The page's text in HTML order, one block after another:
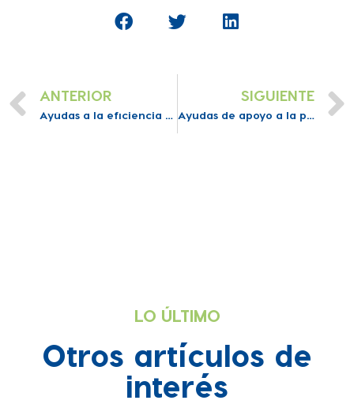
ANTERIOR
Ayudas a la eficiencia energética en empresas turísticas (Aragón)
SIGUIENTE
Ayudas de apoyo a la promoción exterior (Com. Valenciana)
LO ÚLTIMO
Otros artículos de
interés